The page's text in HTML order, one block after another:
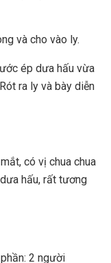
và cho vào ly.
ép dưa hấu vừa
ra ly và bày diễn
có vị chua chua
hấu, rất tương
2 người